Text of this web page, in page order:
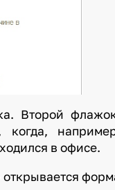
Второй
когда,
в офисе.